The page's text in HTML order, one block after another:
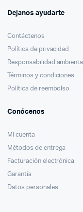
Dejanos ayudarte
Contáctenos
Política de privacidad
Responsabilidad ambiental
Términos y condiciones
Política de reembolso
Conócenos
Mi cuenta
Métodos de entrega
Facturación electrónica
Garantía
Datos personales